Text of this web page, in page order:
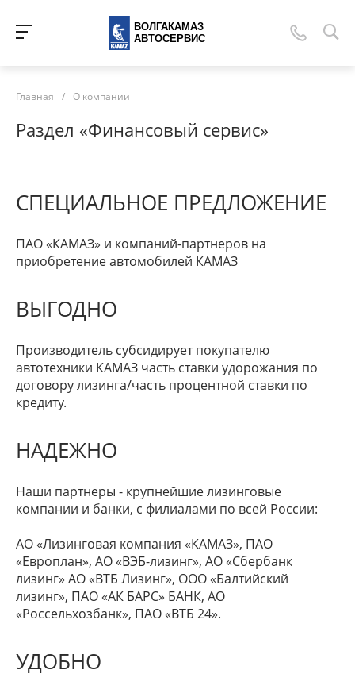
ВОЛГАКАМАЗ
АВТОСЕРВИС
Главная / О компании
Раздел «Финансовый сервис»
СПЕЦИАЛЬНОЕ ПРЕДЛОЖЕНИЕ
ПАО «КАМАЗ» и компаний-партнеров на
приобретение автомобилей КАМАЗ
ВЫГОДНО
Производитель субсидирует покупателю
автотехники КАМАЗ часть ставки удорожания по
договору лизинга/часть процентной ставки по
кредиту.
НАДЕЖНО
Наши партнеры - крупнейшие лизинговые
компании и банки, с филиалами по всей России:
АО «Лизинговая компания «КАМАЗ», ПАО
«Европлан», АО «ВЭБ-лизинг», АО «Сбербанк
лизинг» АО «ВТБ Лизинг», ООО «Балтийский
лизинг», ПАО «АК БАРС» БАНК, АО
«Россельхозбанк», ПАО «ВТБ 24».
УДОБНО